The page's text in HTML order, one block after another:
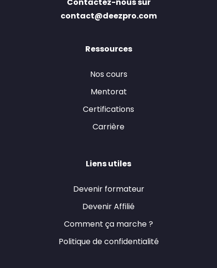
contact@deezpro.com
Ressources
Nos cours
Mentorat
Certifications
Carrière
Liens utiles
Devenir formateur
Devenir Affilié
Comment ça marche ?
Politique de confidentialité